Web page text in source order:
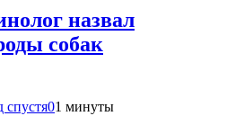
назвал
собак
спустя01 минуты